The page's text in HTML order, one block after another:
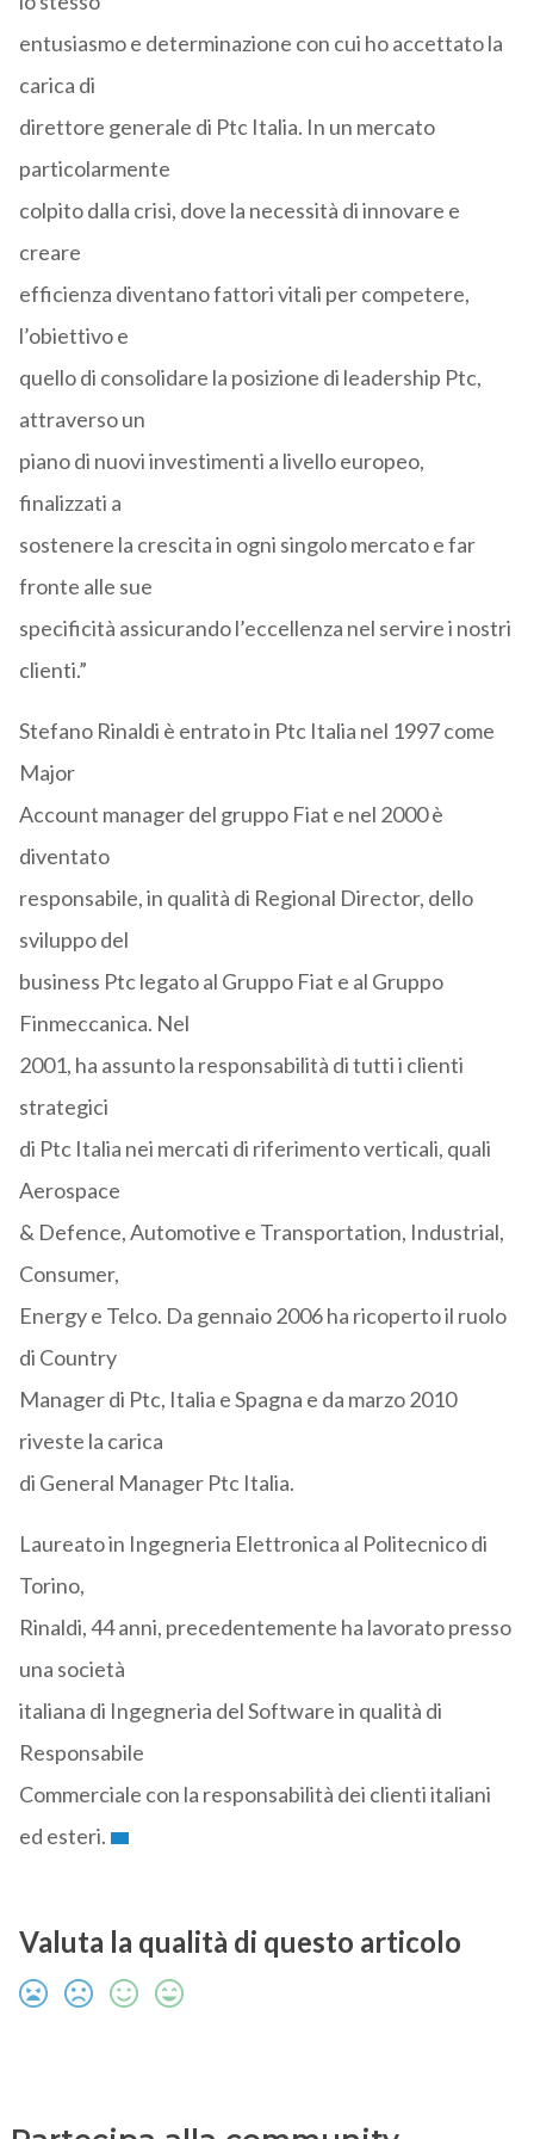
entusiasmo e determinazione con cui ho accettato la
carica di
direttore generale di Ptc Italia. In un mercato
particolarmente
colpito dalla crisi, dove la necessità di innovare e
creare
efficienza diventano fattori vitali per competere,
l’obiettivo e
quello di consolidare la posizione di leadership Ptc,
attraverso un
piano di nuovi investimenti a livello europeo,
finalizzati a
sostenere la crescita in ogni singolo mercato e far
fronte alle sue
specificità assicurando l’eccellenza nel servire i nostri
clienti.”
Stefano Rinaldi è entrato in Ptc Italia nel 1997 come
Major
Account manager del gruppo Fiat e nel 2000 è
diventato
responsabile, in qualità di Regional Director, dello
sviluppo del
business Ptc legato al Gruppo Fiat e al Gruppo
Finmeccanica. Nel
2001, ha assunto la responsabilità di tutti i clienti
strategici
di Ptc Italia nei mercati di riferimento verticali, quali
Aerospace
& Defence, Automotive e Transportation, Industrial,
Consumer,
Energy e Telco. Da gennaio 2006 ha ricoperto il ruolo
di Country
Manager di Ptc, Italia e Spagna e da marzo 2010
riveste la carica
di General Manager Ptc Italia.
Laureato in Ingegneria Elettronica al Politecnico di
Torino,
Rinaldi, 44 anni, precedentemente ha lavorato presso
una società
italiana di Ingegneria del Software in qualità di
Responsabile
Commerciale con la responsabilità dei clienti italiani
ed esteri.
Valuta la qualità di questo articolo